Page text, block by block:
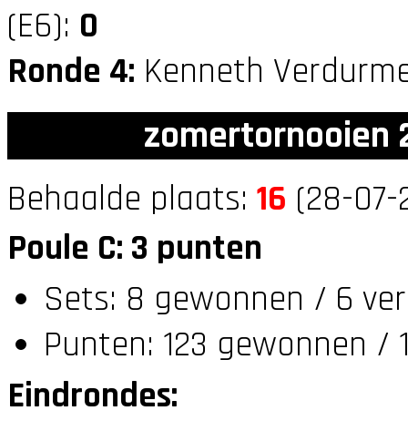
(E6): 0
Ronde 4: Kenneth
zomertornooien
Behaalde plaats: 16 (28-07-
Poule C: 3 punten
Sets: 8 gewonnen / 6
Punten: 123 gewonnen /
Eindrondes: